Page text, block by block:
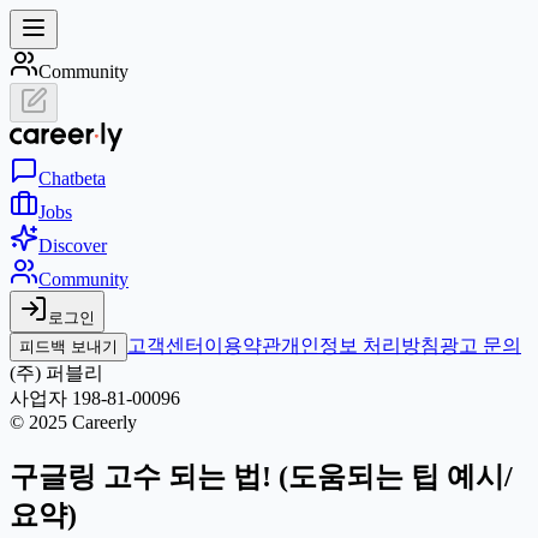
Community
Chatbeta
Jobs
Discover
Community
로그인
피드백 보내기
고객센터 이용약관개인정보 처리방침광고 문의
(주) 퍼블리
사업자 198-81-00096
© 2025 Careerly
구글링 고수 되는 법! (도움되는 팁 예시/
요약)